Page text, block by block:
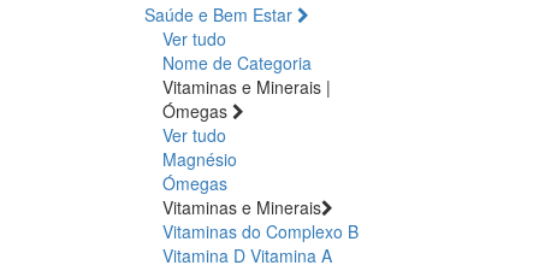
Saúde e Bem Estar
Ver tudo
Nome de Categoria
Vitaminas e Minerais |
Ómegas
Ver tudo
Magnésio
Ómegas
Vitaminas e Minerais
Vitaminas do Complexo B
Vitamina D Vitamina A